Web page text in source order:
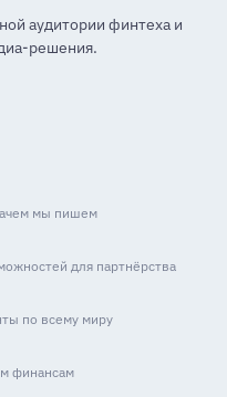
аудитории финтеха и
решения.
мы пишем
для партнёрства
по всему миру
финансам